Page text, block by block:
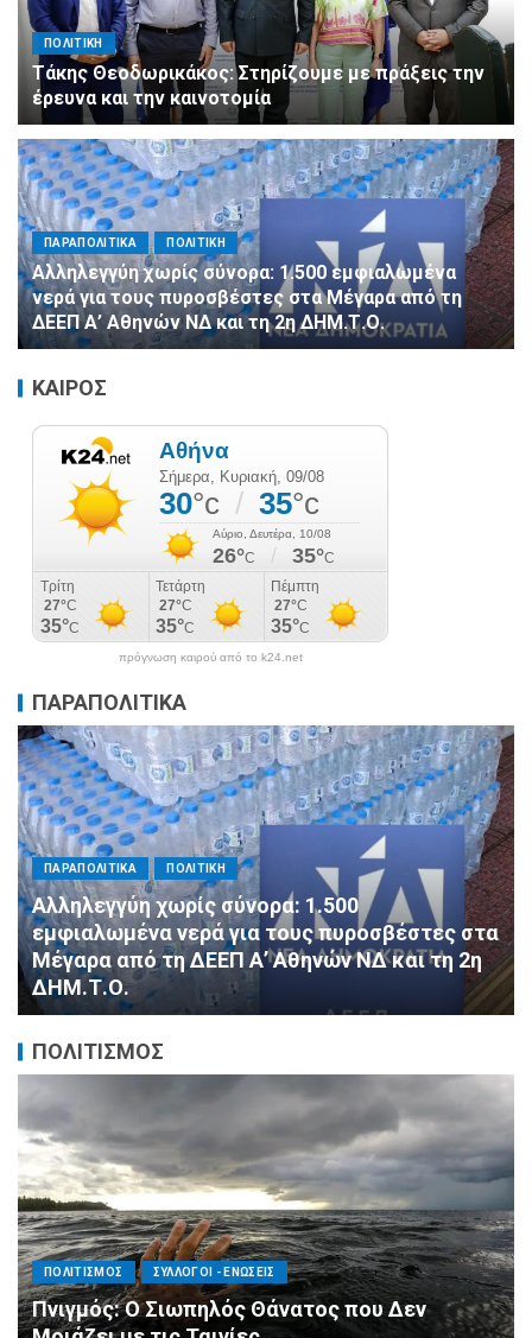
ΠΟΛΙΤΙΚΗ
Τάκης Θεοδωρικάκος: Στηρίζουμε με πράξεις την
έρευνα και την καινοτομία
ΠΑΡΑΠΟΛΙΤΙΚΑ ΠΟΛΙΤΙΚΗ
Αλληλεγγύη χωρίς σύνορα: 1.500 εμφιαλωμένα
νερά για τους πυροσβέστες στα Μέγαρα από τη
ΔΕΕΠ Α’ Αθηνών ΝΔ και τη 2η ΔΗΜ.Τ.Ο.
ΚΑΙΡΟΣ
πρόγνωση καιρού από το k24.net
ΠΑΡΑΠΟΛΙΤΙΚΑ
ΠΑΡΑΠΟΛΙΤΙΚΑ ΠΟΛΙΤΙΚΗ
Ποιο κόμμα ζήτησε…ψυχίατρο στη Βουλή;
ΠΟΛΙΤΙΣΜΟΣ
ΠΟΛΙΤΙΣΜΟΣ ΣΥΛΛΟΓΟΙ - ΕΝΩΣΕΙΣ
Η Πράξη Αγάπης εξόπλισε το νέο
Παιδοενδοκρινολογικό Ιατρείο της Δ’
Παιδιατρικής Κλινικής του ΑΠΘ στο